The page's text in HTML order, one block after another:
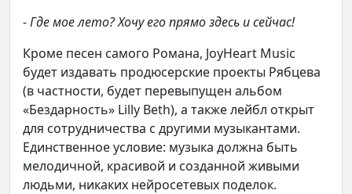
- Где мое лето? Хочу его прямо здесь и сейчас!
Кроме песен самого Романа, JoyHeart Music
будет издавать продюсерские проекты Рябцева
(в частности, будет перевыпущен альбом
«Бездарность» Lilly Beth), а также лейбл открыт
для сотрудничества с другими музыкантами.
Единственное условие: музыка должна быть
мелодичной, красивой и созданной живыми
людьми, никаких нейросетевых поделок.